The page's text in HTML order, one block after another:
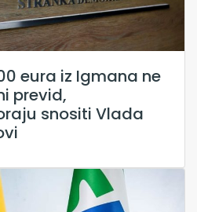
eura iz Igmana ne
previd,
snositi Vlada